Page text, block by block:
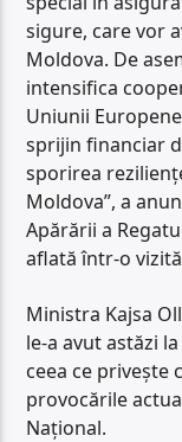
sigure, care vor
Moldova. De
intensifica
Uniunii
sprijin financiar
sporirea
Moldova”, a
Apărării a
aflată într-o
Ministra Kajsa
le-a avut astăzi
ceea ce privește
provocările
Național.